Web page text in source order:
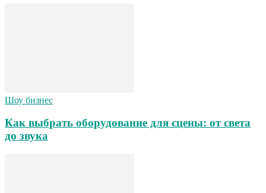
Шоу бизнес
Как выбрать оборудование для сцены: от света
до звука